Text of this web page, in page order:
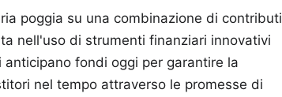
poggia su una combinazione di contributi
nell'uso di strumenti finanziari innovativi
fondi oggi per garantire la
nel tempo attraverso le promesse di